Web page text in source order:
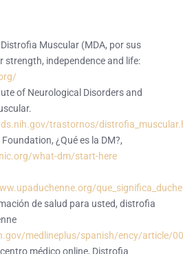
Muscular (MDA, por sus
strength, independence and life:
of Neurological Disorders and
trastornos/
¿Qué es la DM?,
what-dm/start-here
de salud para usted, distrofia
medlineplus/spanish/ency/article/
médico online, Distrofia